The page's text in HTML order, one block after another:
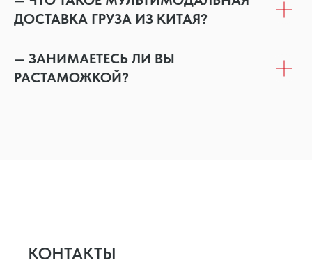
ДОСТАВКА ГРУЗА ИЗ КИТАЯ?
— ЗАНИМАЕТЕСЬ ЛИ ВЫ
РАСТАМОЖКОЙ?
КОНТАКТЫ